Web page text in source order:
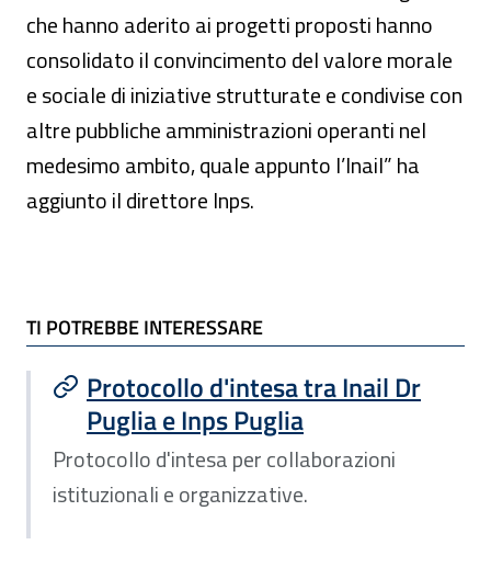
che hanno aderito ai progetti proposti hanno
consolidato il convincimento del valore morale
e sociale di iniziative strutturate e condivise con
altre pubbliche amministrazioni operanti nel
medesimo ambito, quale appunto l’Inail” ha
aggiunto il direttore Inps.
TI POTREBBE INTERESSARE
TI POTREBBE INTERESSARE
Protocollo d'intesa tra Inail Dr
Puglia e Inps Puglia
Protocollo d'intesa per collaborazioni
istituzionali e organizzative.